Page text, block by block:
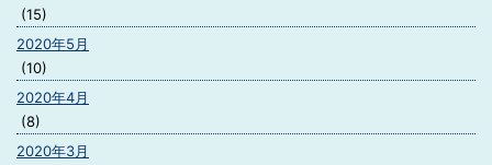
(15)
2020年5月
(10)
2020年4月
(8)
2020年3月